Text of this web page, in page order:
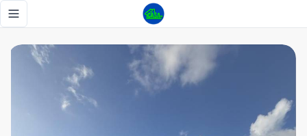
Toggle navigation menu
TERRENO DE OPORTUNIDAD A 10 MINUTOS DEL